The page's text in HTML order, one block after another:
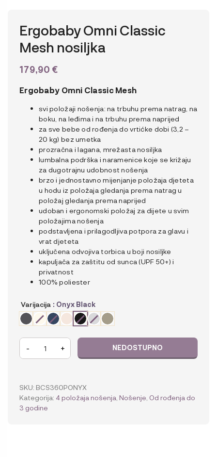
Ergobaby Omni Classic
Mesh nosiljka
179,90 €
Ergobaby Omni Classic Mesh
svi položaji nošenja: na trbuhu prema natrag, na
boku, na leđima i na trbuhu prema naprijed
za sve bebe od rođenja do vrtićke dobi (3,2 –
20 kg) bez umetka
prozračna i lagana, mrežasta nosiljka
lumbalna podrška i naramenice koje se križaju
za dugotrajnu udobnost nošenja
brzo i jednostavno mijenjanje položaja djeteta
u hodu iz položaja gledanja prema natrag u
položaj gledanja prema naprijed
udoban i ergonomski položaj za dijete u svim
položajima nošenja
podstavljena i prilagodljiva potpora za glavu i
vrat djeteta
uključena odvojiva torbica u boji nosiljke
kapuljača za zaštitu od sunca (UPF 50+) i
privatnost
100% poliester
Varijacija : Onyx Black
Ergobaby
Omni
nosiljka
količina
- +
SKU: BCS360PONYX
Kategorija: 4 položaja nošenja Nošenje Od rođenja do
3 godine